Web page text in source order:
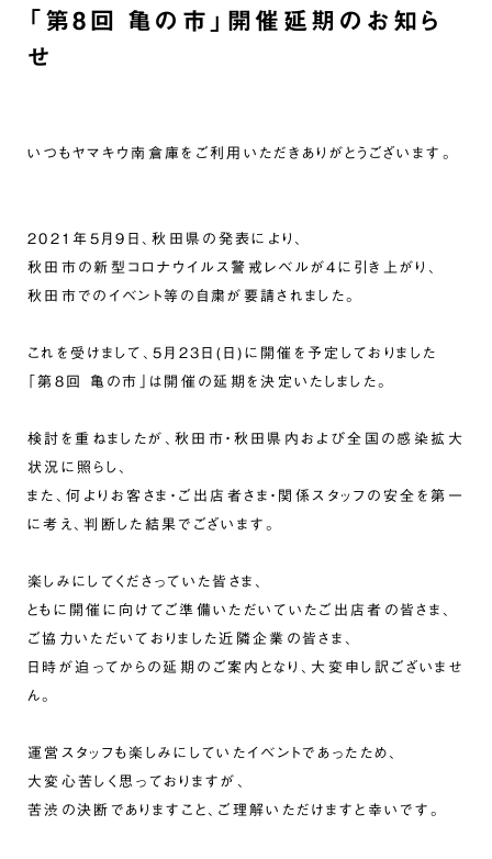
「第8回 亀の市」開催延期のお知ら
せ
いつもヤマキウ南倉庫をご利用いただきありがとうございます。
2021年5月9日、秋田県の発表により、
秋田市の新型コロナウイルス警戒レベルが4に引き上がり、
秋田市でのイベント等の自粛が要請されました。
これを受けまして、5月23日(日)に開催を予定しておりました
「第8回 亀の市」は開催の 延期を決定いたしました。
検討を重ねましたが、秋田市・秋田県内および全国の感染拡大
状況に照らし、
また、何よりお客さま・ご出店者さま・関係スタッフの安全を第一
に考え、判断した結果でございます。
楽しみにしてくださっていた皆さま、
ともに開催に向けてご準備いただいていたご出店者の皆さま、
ご協力いただいておりました近隣企業の皆さま、
日時が迫ってからの延期のご案内となり、大変申し訳ございませ
ん。
運営スタッフも楽しみにしていたイベントであったため、
大変心苦しく思っておりますが、
苦渋の決断でありますこと、ご理解いただけますと幸いです。